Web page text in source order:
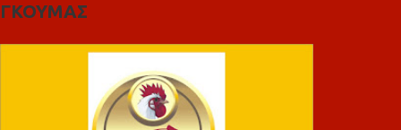
ΓΚΟΥΜΑΣ